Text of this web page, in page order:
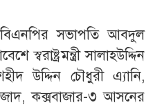
সভাপতি আবদুল
স্বরাষ্ট্রমন্ত্রী সালাহউদ্দিন
উদ্দিন চৌধুরী এ্যানি,
কক্সবাজার-৩ আসনের